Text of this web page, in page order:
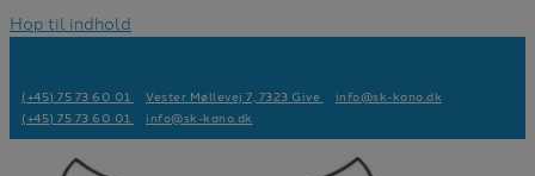
Hop til indhold
(+45) 75 73 60 01 Vester Møllevej 7, 7323 Give
info@sk-kano.dk
(+45) 75 73 60 01
info@sk-kano.dk